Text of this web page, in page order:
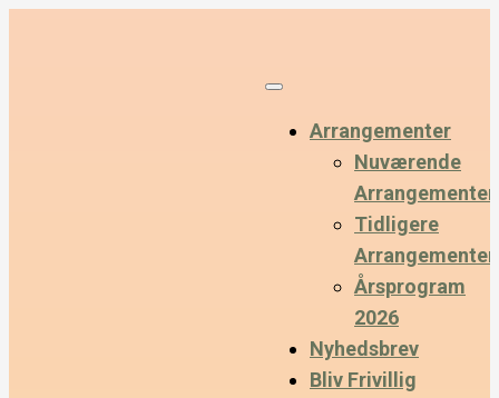
Arrangementer
Nuværende
Arrangementer
Tidligere
Arrangementer
Årsprogram
2026
Nyhedsbrev
Bliv Frivillig